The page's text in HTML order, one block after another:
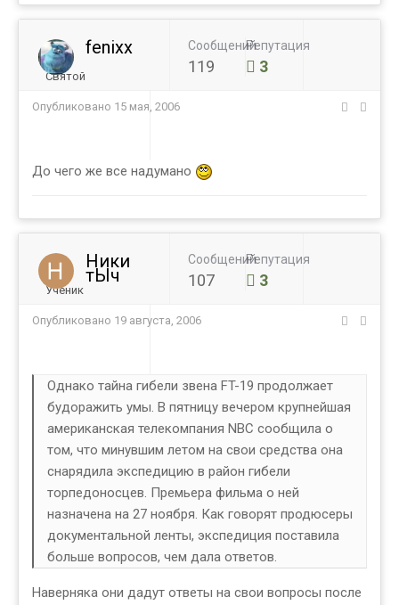
fenixx
Святой
Сообщений
119
Репутация
3
Опубликовано 15 мая, 2006
До чего же все надумано
Ники
тЫч
Ученик
Сообщений
107
Репутация
3
Опубликовано 19 августа, 2006
Однако тайна гибели звена FT-19 продолжает
будоражить умы. В пятницу вечером крупнейшая
американская телекомпания NBC сообщила о
том, что минувшим летом на свои средства она
снарядила экспедицию в район гибели
торпедоносцев. Премьера фильма о ней
назначена на 27 ноября. Как говорят продюсеры
документальной ленты, экспедиция поставила
больше вопросов, чем дала ответов.
Наверняка они дадут ответы на свои вопросы после